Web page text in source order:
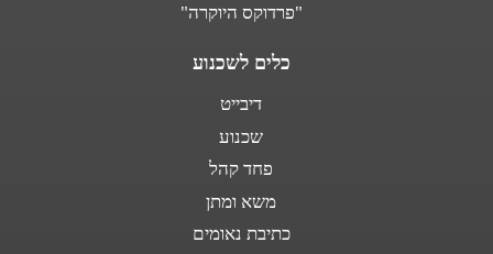
"פרדוקס היוקרה"
כלים לשכנוע
דיבייט
שכנוע
פחד קהל
משא ומתן
כתיבת נאומים